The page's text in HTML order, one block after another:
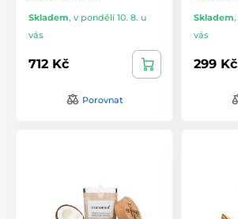
Skladem, v pondělí 10. 8. u
vás
712 Kč
Porovnat
Skladem,
vás
299 Kč